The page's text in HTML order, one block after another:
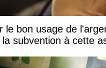
le bon usage de
subvention à cette